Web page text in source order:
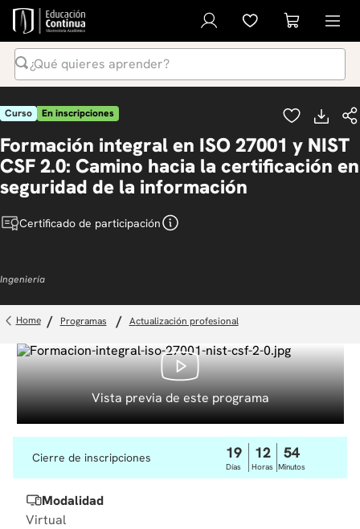
¿Qué quieres aprender?
1.
inteligencia artificial
2.
ia
3.
curso
5.
global english program
7.
liderazgo
8.
música
9.
derecho
10. diseño
Curso En inscripciones
Formación integral en ISO 27001 y NIST
CSF 2.0: Camino hacia la certificación en
seguridad de la información
Certificado de participación
Ingeniería
programas actualización profesional
Vista previa de este programa
Cierre de inscripciones 19
Días
12
Horas
54
Minutos
Modalidad
Virtual